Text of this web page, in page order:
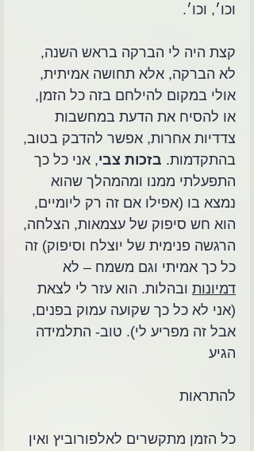
וכו׳, וכו׳.
קצת היה לי הברקה בראש השנה,
לא הברקה, אלא תחושה אמיתית,
אולי במקום להילחם בזה כל הזמן,
או להסיח את הדעת במחשבות
צדדיות אחרות, אפשר להדבק בטוב,
בהתקדמות. בזכות צבי, אני כל כך
התפעלתי ממנו ומהמהלך שהוא
נמצא בו (אפילו אם זה רק ליומיים,
הוא חש סיפוק של עצמאות, הצלחה,
הרגשה פנימית של יוצלח וסיפוק) זה
כל כך אמיתי וגם משמח – לא
דמיונות ובהלות. הוא עזר לי לצאת
(אני לא כל כך שקועה עמוק בפנים,
אבל זה מפריע לי). טוב- התלמידה
הגיע
להתראות
כל הזמן מתקשרים לאלפורוביץ ואין